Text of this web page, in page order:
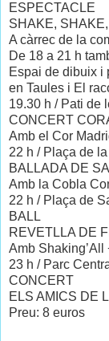
ESPECTACLE
SHAKE,
A càrrec de la
De 18 a 21 h
Espai de dibuix i
en Taules i El
19.30 h / Pati de
CONCERT
Amb el Cor
22 h / Plaça de
BALLADA DE
Amb la Cobla
22 h / Plaça de
BALL
REVETLLA DE
Amb
23 h / Parc
CONCERT
ELS AMICS DE
Preu: 8 euros